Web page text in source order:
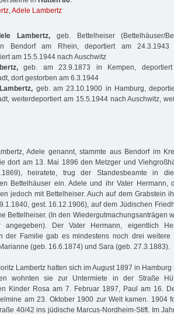
,Adele Lambertz
Lambertz,geb. Bettelheiser (Bettelhäuser/
Bendorf am Rhein, deportiert am 24.3.1943
am 15.5.1944 nach Auschwitz
geb. am 23.9.1873 in Kempen,
dort gestorben am 6.3.1944
geb. am 23.10.1900 in Hamburg,
weiterdeportiert am 15.5.1944 nach Auschwitz,
Adele genannt, stammte aus Bendorf im
dort am 13. Mai 1896 den Metzger und
heiratete, trug der Standesbeamte in
Bettelhäuser ein. Adele und ihr Vater Hermann,
jedoch mit Bettelheiser. Auch auf dem Grabstein
gest. 16.12.1906), auf dem Jüdischen
Bettelheiser. (In den Wiedergutmachungsanträgen
angegeben). Der Vater Hermann, eigentlich
der Familie gab es mindestens noch drei weitere
(geb. 16.6.1874) und Sara (geb. 27.3.1883).
Lambertz hatten sich im August 1897 in
wohnten sie zur Untermiete in der Straße
Kinder Rosa am 7. Februar 1897, Paul am 16.
am 23. Oktober 1900 zur Welt kamen. 1904
40/42 ins jüdische Marcus-Nordheim-Stift. Im